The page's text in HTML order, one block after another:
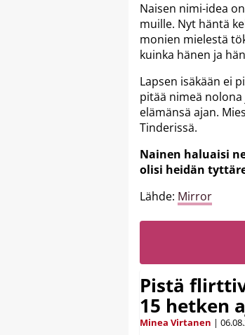
Naisen nimi-idea
muille. Nyt häntä
monien mielestä
kuinka hänen ja
Lapsen isäkään ei
pitää nimeä
elämänsä ajan.
Tinderissä.
Nainen haluaisi
olisi heidän
Lähde: Mirror
Pistä
15 hetken
Minea Virtanen |